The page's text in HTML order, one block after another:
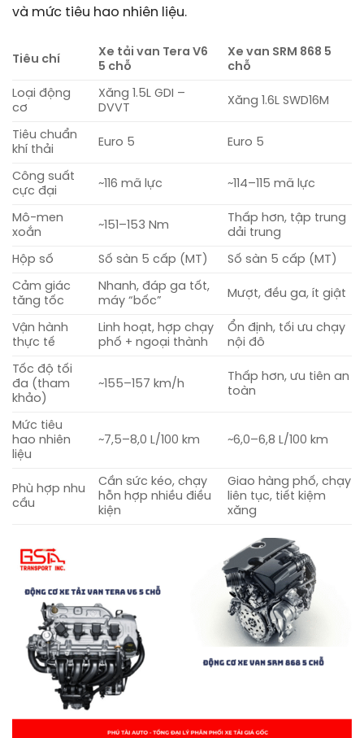
và mức tiêu hao nhiên liệu.
Tiêu chí
Xe tải van Tera V6
5 chỗ
Xe van SRM 868 5
chỗ
Loại động
cơ
Xăng 1.5L GDI –
DVVT
Xăng 1.6L SWD16M
Tiêu chuẩn
khí thải
Euro 5 Euro 5
Công suất
cực đại
~116 mã lực ~114–115 mã lực
Mô-men
xoắn
~151–153 Nm
Thấp hơn, tập trung
dải trung
Hộp số Số sàn 5 cấp (MT) Số sàn 5 cấp (MT)
Cảm giác
tăng tốc
Nhanh, đáp ga tốt,
máy “bốc”
Mượt, đều ga, ít giật
Vận hành
thực tế
Linh hoạt, hợp chạy
phố + ngoại thành
Ổn định, tối ưu chạy
nội đô
Tốc độ tối
đa (tham
khảo)
~155–157 km/h
Thấp hơn, ưu tiên an
toàn
Mức tiêu
hao nhiên
liệu
~7,5–8,0 L/100 km ~6,0–6,8 L/100 km
Phù hợp nhu
cầu
Cần sức kéo, chạy
hỗn hợp nhiều điều
kiện
Giao hàng phố, chạy
liên tục, tiết kiệm
xăng